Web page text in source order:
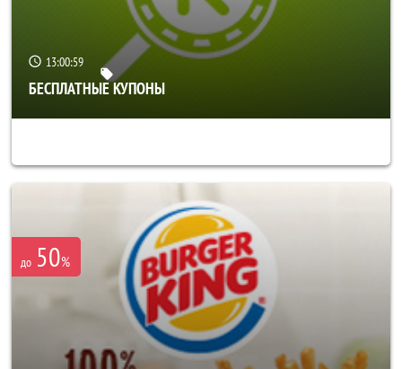
13:00:55
БЕСПЛАТНЫЕ КУПОНЫ
до 50%